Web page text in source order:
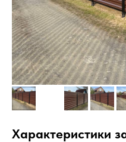
Характеристики